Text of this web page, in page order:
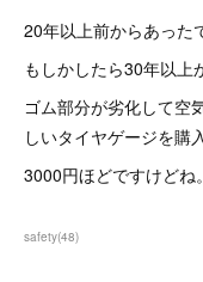
20年以上前からあった
もしかしたら30年以上
ゴム部分が劣化して空
しいタイヤゲージを購
3000円ほどですけどね。
safety(48)